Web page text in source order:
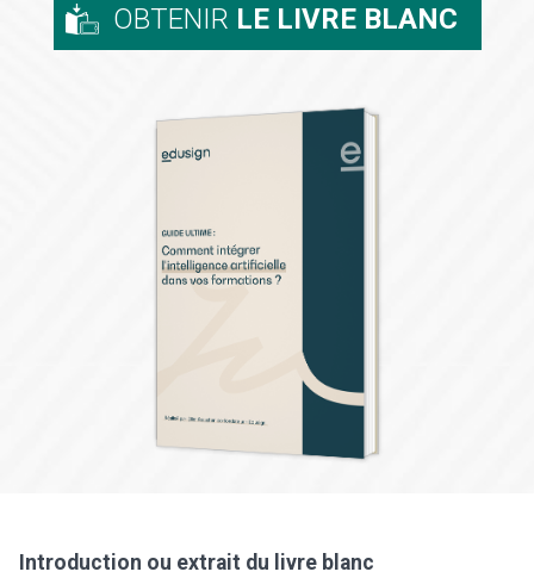
OBTENIR LE LIVRE BLANC
Introduction ou extrait du livre blanc